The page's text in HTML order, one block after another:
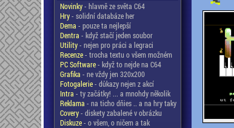
Novinky- hlavně ze světa C64
Hry- solidní databáze her
Dema - pouze ta nejlepší
Dentra - když stačí jeden soubor
Utility- nejen pro práci a legraci
Recenze- trocha textu o všem možném
PC Software- když to nejde na C64
Grafika - ne vždy jen 320x200
Fotogalerie- důkazy nejen z akcí
Intra - ty začátky! ... a mnohdy několik
Reklama - na ticho dňies .. a na hry taky
Covery- diskety zabalené v obrázku
Diskuze- o všem, o ničem a tak